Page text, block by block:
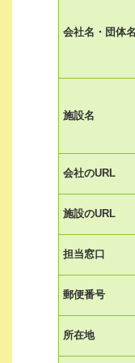
会社名・団体名
施設名
会社のURL
施設のURL
担当窓口
郵便番号
所在地